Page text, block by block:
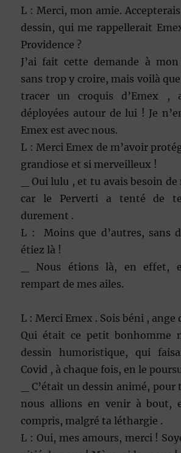
L : Merci, mon amie.
dessin, qui me rappellerait
Providence ?
J’ai fait cette demande à mon
sans trop y croire, mais voilà
tracer un croquis d’Emex ,
déployées autour de lui ! Je
Emex est avec nous.
L : Merci Emex de m’avoir
grandiose et si merveilleux !
_ Oui lulu , et tu avais besoin
car le Perverti a tenté de
durement .
L : Moins que d’autres, sans
étiez là !
_ Nous étions là, en effet,
rempart de mes ailes.
L : Merci Emex . Sois béni , ange
Qui était ce petit bonhomme
dessin humoristique, qui
Covid , à chaque fois, en le
_ C’était un dessin animé,
nous allions en venir à bout,
compris, malgré ta léthargie .
L : Oui, mes amours, merci !